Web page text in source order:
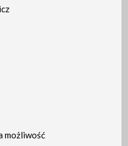
możliwość